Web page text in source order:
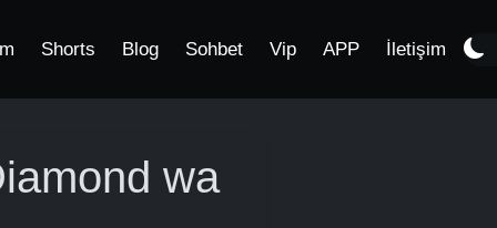
Shorts Blog Sohbet Vip APP İletişim
wa